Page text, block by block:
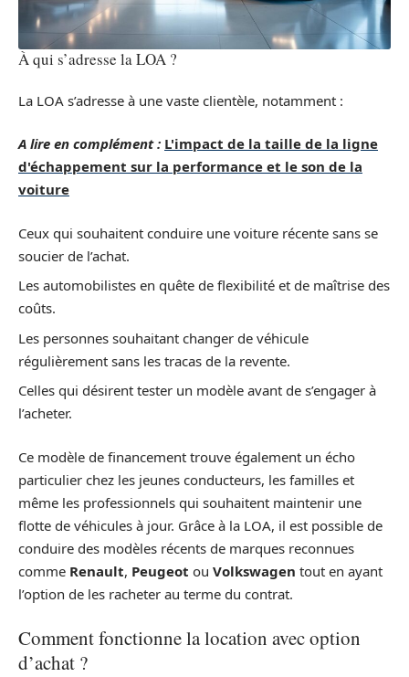
À qui s’adresse la LOA ?
La LOA s’adresse à une vaste clientèle, notamment :
A lire en complément : L'impact de la taille de la ligne
d'échappement sur la performance et le son de la
voiture
Ceux qui souhaitent conduire une voiture récente sans se
soucier de l’achat.
Les automobilistes en quête de flexibilité et de maîtrise des
coûts.
Les personnes souhaitant changer de véhicule
régulièrement sans les tracas de la revente.
Celles qui désirent tester un modèle avant de s’engager à
l’acheter.
Ce modèle de financement trouve également un écho
particulier chez les jeunes conducteurs, les familles et
même les professionnels qui souhaitent maintenir une
flotte de véhicules à jour. Grâce à la LOA, il est possible de
conduire des modèles récents de marques reconnues
comme Renault, Peugeot ou Volkswagen tout en ayant
l’option de les racheter au terme du contrat.
Comment fonctionne la location avec option
d’achat ?